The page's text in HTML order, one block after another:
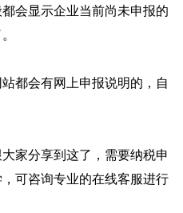
显示企业当前尚未申报的
会有网上申报说明的，自
分享到这了，需要纳税申
可咨询专业的在线客服进行